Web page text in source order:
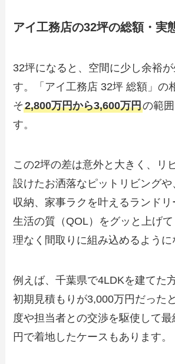
アイ工務店の32坪の総額・実
32坪になると、空間に少し余裕
す。「アイ工務店 32坪 総額」の
そ2,800万円から3,600万円の範
す。
この2坪の差は意外と大きく、リ
設けたお洒落なピットリビングや
収納、家事ラクを叶えるランドリ
生活の質（QOL）をグッと上げ
理なく間取りに組み込めるように
例えば、千葉県で4LDKを建てた
初期見積もりが3,000万円だった
度や担当者との交渉を駆使して
円で着地したケースもあります。